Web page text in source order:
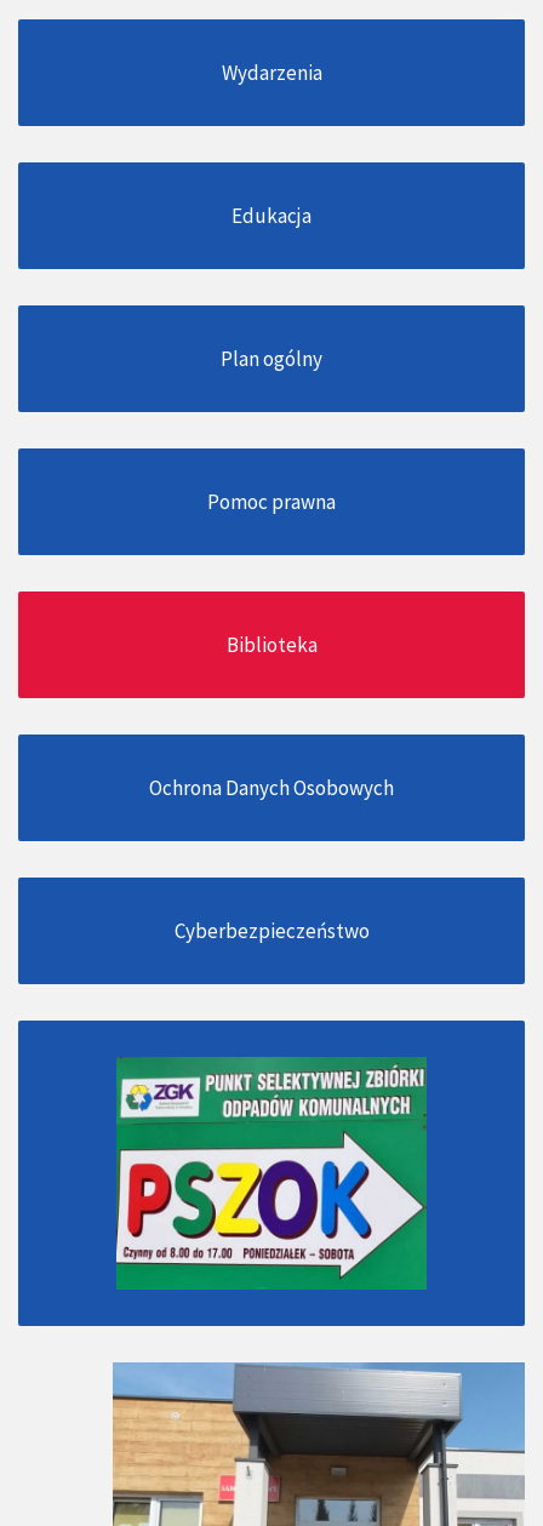
Wydarzenia
Edukacja
Plan ogólny
Pomoc prawna
Biblioteka
Ochrona Danych Osobowych
Cyberbezpieczeństwo